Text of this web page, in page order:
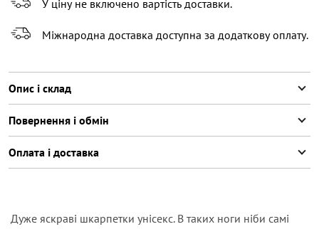
У ціну не включено вартість доставки.
Міжнародна доставка доступна за додаткову оплату.
Опис і склад
Повернення і обмін
Оплата і доставка
Дуже яскраві шкарпетки унісекс. В таких ноги ніби самі